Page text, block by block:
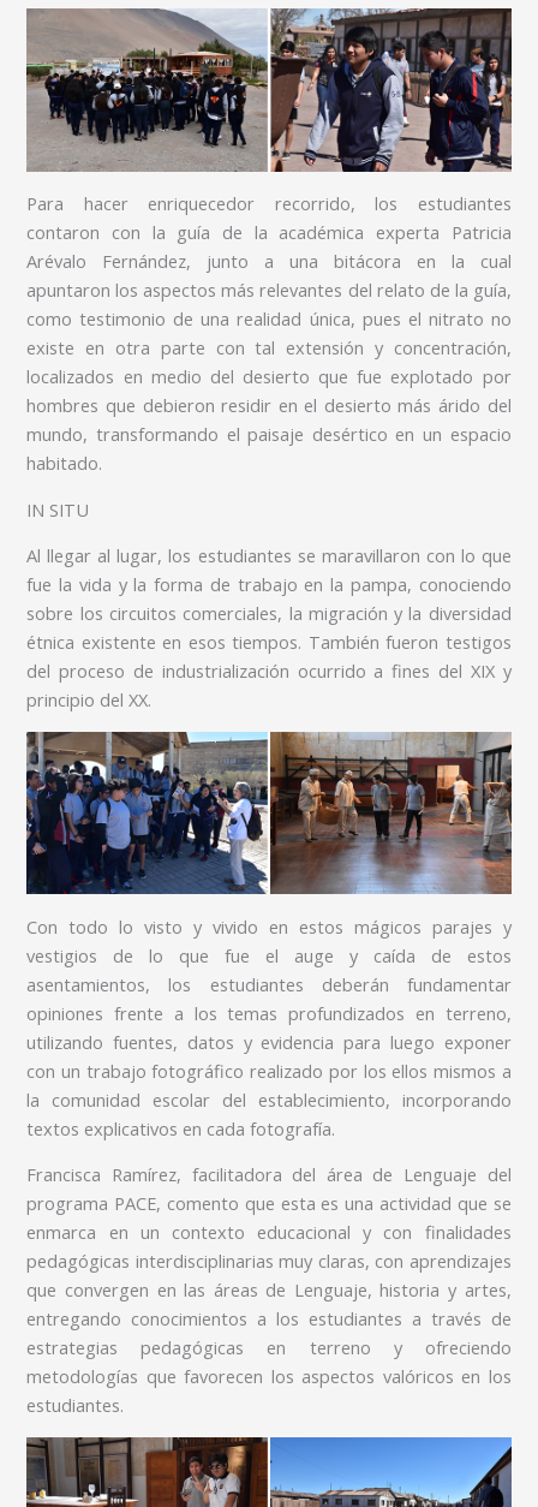
Para hacer enriquecedor recorrido, los estudiantes
contaron con la guía de la académica experta Patricia
Arévalo Fernández, junto a una bitácora en la cual
apuntaron los aspectos más relevantes del relato de la guía,
como testimonio de una realidad única, pues el nitrato no
existe en otra parte con tal extensión y concentración,
localizados en medio del desierto que fue explotado por
hombres que debieron residir en el desierto más árido del
mundo, transformando el paisaje desértico en un espacio
habitado.
IN SITU
Al llegar al lugar, los estudiantes se maravillaron con lo que
fue la vida y la forma de trabajo en la pampa, conociendo
sobre los circuitos comerciales, la migración y la diversidad
étnica existente en esos tiempos. También fueron testigos
del proceso de industrialización ocurrido a fines del XIX y
principio del XX.
Con todo lo visto y vivido en estos mágicos parajes y
vestigios de lo que fue el auge y caída de estos
asentamientos, los estudiantes deberán fundamentar
opiniones frente a los temas profundizados en terreno,
utilizando fuentes, datos y evidencia para luego exponer
con un trabajo fotográfico realizado por los ellos mismos a
la comunidad escolar del establecimiento, incorporando
textos explicativos en cada fotografía.
Francisca Ramírez, facilitadora del área de Lenguaje del
programa PACE, comento que esta es una actividad que se
enmarca en un contexto educacional y con finalidades
pedagógicas interdisciplinarias muy claras, con aprendizajes
que convergen en las áreas de Lenguaje, historia y artes,
entregando conocimientos a los estudiantes a través de
estrategias pedagógicas en terreno y ofreciendo
metodologías que favorecen los aspectos valóricos en los
estudiantes.